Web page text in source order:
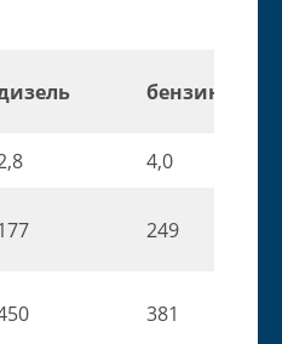
бензин
4,0
249
381